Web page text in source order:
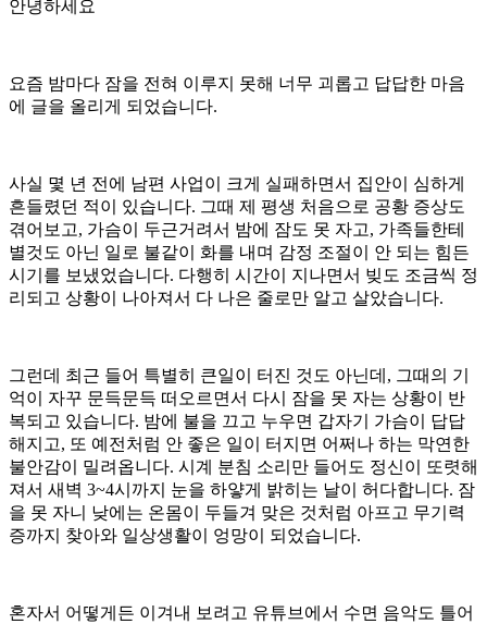
안녕하세요
요즘 밤마다 잠을 전혀 이루지 못해 너무 괴롭고 답답한 마음
에 글을 올리게 되었습니다.
사실 몇 년 전에 남편 사업이 크게 실패하면서 집안이 심하게
흔들렸던 적이 있습니다. 그때 제 평생 처음으로 공황 증상도
겪어보고, 가슴이 두근거려서 밤에 잠도 못 자고, 가족들한테
별것도 아닌 일로 불같이 화를 내며 감정 조절이 안 되는 힘든
시기를 보냈었습니다. 다행히 시간이 지나면서 빚도 조금씩 정
리되고 상황이 나아져서 다 나은 줄로만 알고 살았습니다.
그런데 최근 들어 특별히 큰일이 터진 것도 아닌데, 그때의 기
억이 자꾸 문득문득 떠오르면서 다시 잠을 못 자는 상황이 반
복되고 있습니다. 밤에 불을 끄고 누우면 갑자기 가슴이 답답
해지고, 또 예전처럼 안 좋은 일이 터지면 어쩌나 하는 막연한
불안감이 밀려옵니다. 시계 분침 소리만 들어도 정신이 또렷해
져서 새벽 3~4시까지 눈을 하얗게 밝히는 날이 허다합니다. 잠
을 못 자니 낮에는 온몸이 두들겨 맞은 것처럼 아프고 무기력
증까지 찾아와 일상생활이 엉망이 되었습니다.
혼자서 어떻게든 이겨내 보려고 유튜브에서 수면 음악도 틀어